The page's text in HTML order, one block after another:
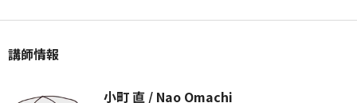
講師情報
小町 直 / Nao Omachi